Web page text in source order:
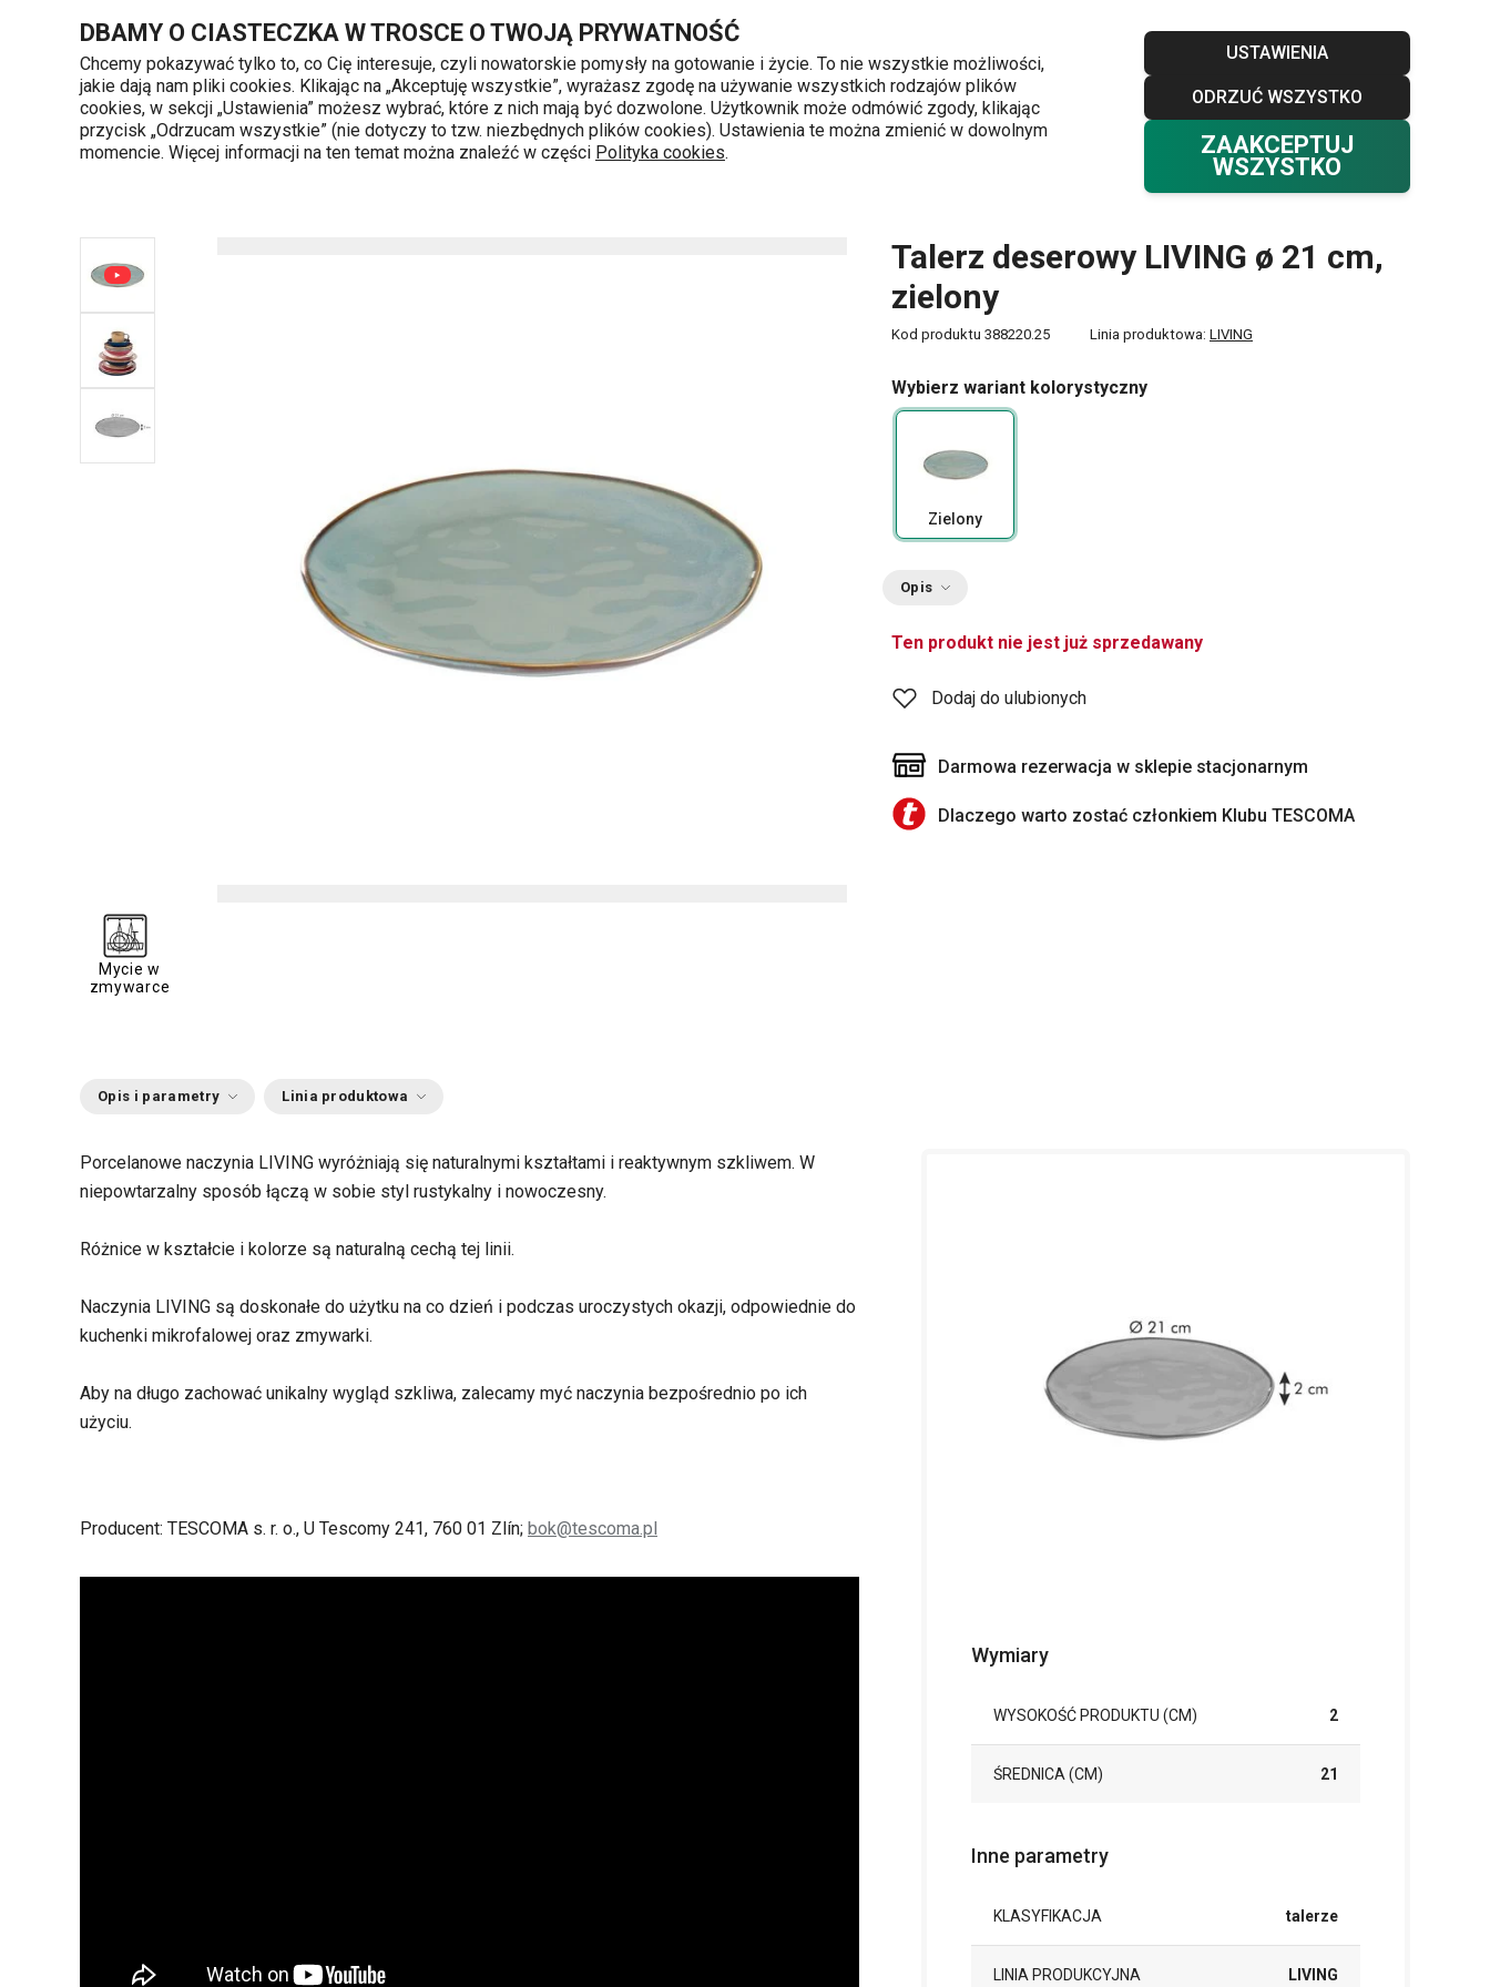
DBAMY O CIASTECZKA W TROSCE O TWOJĄ PRYWATNOŚĆ
Chcemy pokazywać tylko to, co Cię interesuje, czyli nowatorskie pomysły na gotowanie i życie. To nie wszystkie możliwości,
jakie dają nam pliki cookies. Klikając na „Akceptuję wszystkie”, wyrażasz zgodę na używanie wszystkich rodzajów plików
cookies, w sekcji „Ustawienia” możesz wybrać, które z nich mają być dozwolone. Użytkownik może odmówić zgody, klikając
przycisk „Odrzucam wszystkie” (nie dotyczy to tzw. niezbędnych plików cookies). Ustawienia te można zmienić w dowolnym
momencie. Więcej informacji na ten temat można znaleźć w części Polityka cookies.
USTAWIENIA
ODRZUĆ WSZYSTKO
ZAAKCEPTUJ
WSZYSTKO
Przejdź do głównej zawartości
Przejdź do wyszukiwania
Przejdź do nawigacji
Blog Klub TESCOMA Kontakt
Kategorie produktów 720 809 700
Poniedziałek - piątek od 8 do 16
Ulubione Zaloguj się
0 Twój koszyk
0,00 zł
Talerz deserowy LIVING ø 21 cm,
zielony
Kod produktu 388220.25 Linia produktowa: LIVING
Wybierz wariant kolorystyczny
Zielony
Opis
Ten produkt nie jest już sprzedawany
Dodaj do ulubionych
Darmowa rezerwacja w sklepie stacjonarnym
Dlaczego warto zostać członkiem Klubu TESCOMA
Mycie w
zmywarce
Opis i parametry Linia produktowa
Porcelanowe naczynia LIVING wyróżniają się naturalnymi kształtami i reaktywnym szkliwem. W
niepowtarzalny sposób łączą w sobie styl rustykalny i nowoczesny.
Różnice w kształcie i kolorze są naturalną cechą tej linii.
Naczynia LIVING są doskonałe do użytku na co dzień i podczas uroczystych okazji, odpowiednie do
kuchenki mikrofalowej oraz zmywarki.
Aby na długo zachować unikalny wygląd szkliwa, zalecamy myć naczynia bezpośrednio po ich
użyciu.
Producent: TESCOMA s. r. o., U Tescomy 241, 760 01 Zlín; bok@tescoma.pl
Wymiary
WYSOKOŚĆ PRODUKTU (CM) 2
ŚREDNICA (CM) 21
Inne parametry
KLASYFIKACJA talerze
LINIA PRODUKCYJNA LIVING